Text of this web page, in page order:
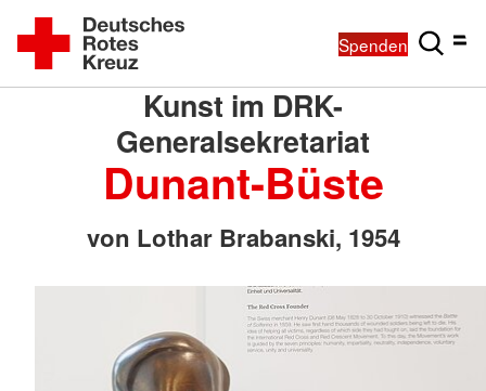
Spenden
Kunst im DRK-
Generalsekretariat
Dunant-Büste
von Lothar Brabanski, 1954